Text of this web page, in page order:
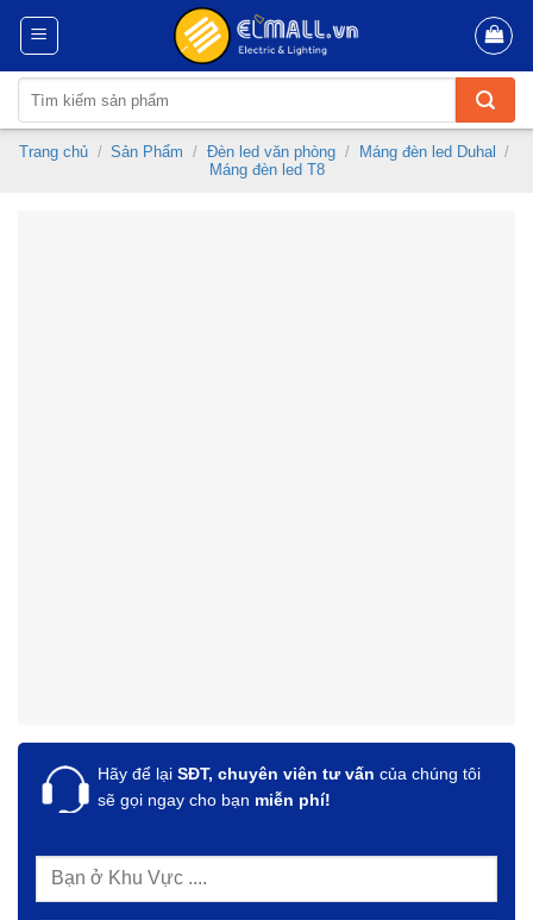
Skip
content
kiếm:
Trang chủ / Sản Phẩm / Đèn led văn phòng / Máng đèn led Duhal
/
Máng đèn led T8
Hãy để lại SĐT, chuyên viên tư vấn của chúng tôi
sẽ gọi ngay cho bạn miễn phí!